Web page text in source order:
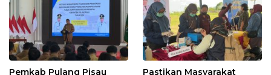
Pemkab Pulang Pisau
Pastikan Masyarakat